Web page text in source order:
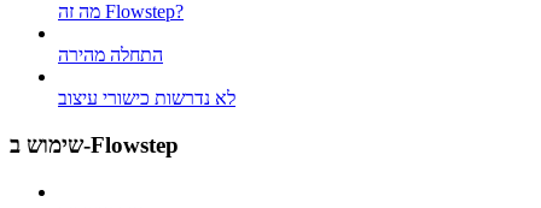
מה זה Flowstep?
התחלה מהירה
לא נדרשות כישורי עיצוב
שימוש ב-Flowstep